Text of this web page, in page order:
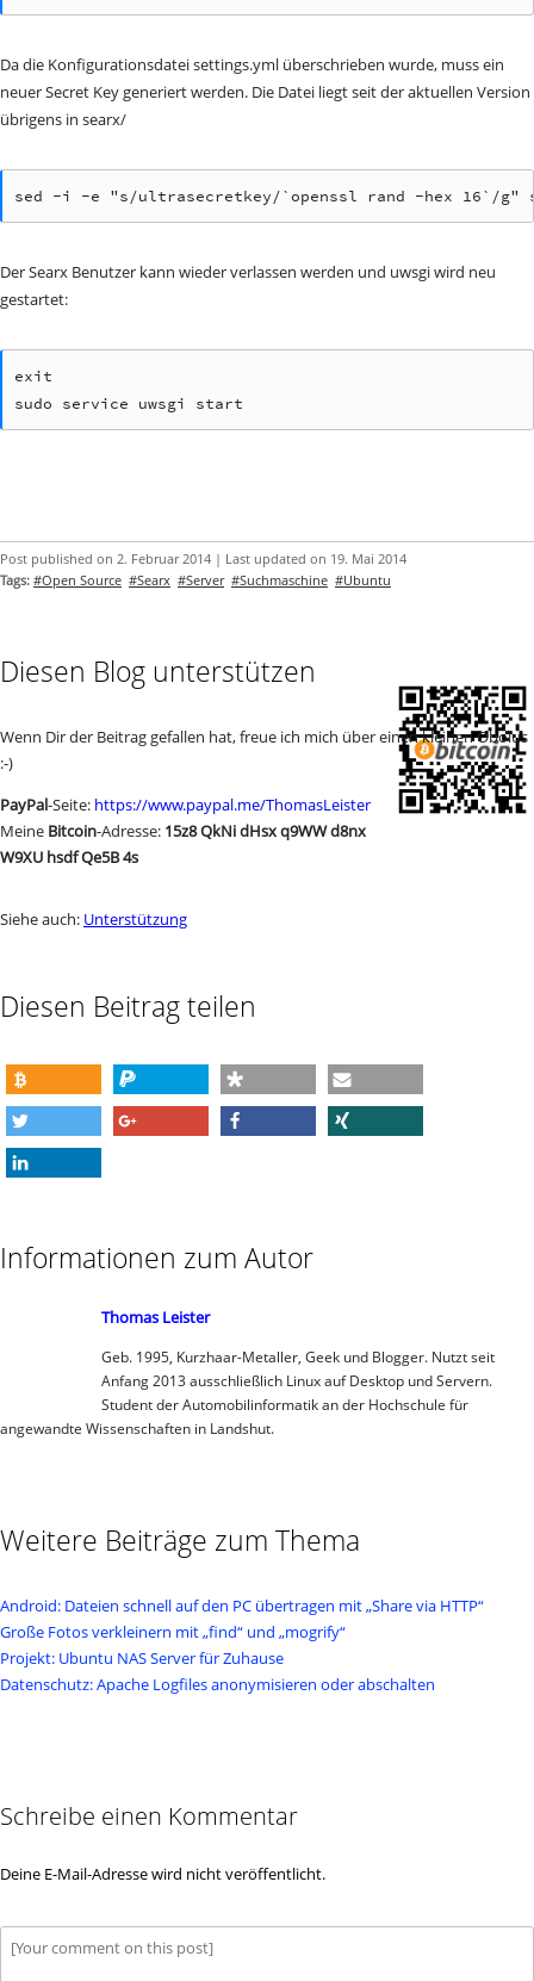
Da die Konfigurationsdatei settings.yml überschrieben wurde, muss ein
neuer Secret Key generiert werden. Die Datei liegt seit der aktuellen Version
übrigens in searx/
sed -i -e "s/ultrasecretkey/`openssl rand -hex 16`/g"
Der Searx Benutzer kann wieder verlassen werden und uwsgi wird neu
gestartet:
exit
sudo service uwsgi start
Post published on 2. Februar 2014 | Last updated on 19. Mai 2014
Tags: #Open Source #Searx #Server #Suchmaschine #Ubuntu
Diesen Blog unterstützen
Wenn Dir der Beitrag gefallen hat, freue ich mich über einen kleinen Obolus
:-)
PayPal-Seite: https://www.paypal.me/ThomasLeister
Meine Bitcoin-Adresse: 15z8 QkNi dHsx q9WW d8nx
W9XU hsdf Qe5B 4s
Siehe auch: Unterstützung
Diesen Beitrag teilen
spenden spenden teilen e-mail
twittern
Informationen zum Autor
Thomas Leister
Geb. 1995, Kurzhaar-Metaller, Geek und Blogger. Nutzt seit
Anfang 2013 ausschließlich Linux auf Desktop und Servern.
Student der Automobilinformatik an der Hochschule für
angewandte Wissenschaften in Landshut.
Weitere Beiträge zum Thema
Android: Dateien schnell auf den PC übertragen mit „Share via HTTP“
Große Fotos verkleinern mit „find“ und „mogrify“
Projekt: Ubuntu NAS Server für Zuhause
Datenschutz: Apache Logfiles anonymisieren oder abschalten
Schreibe einen Kommentar
Deine E-Mail-Adresse wird nicht veröffentlicht.